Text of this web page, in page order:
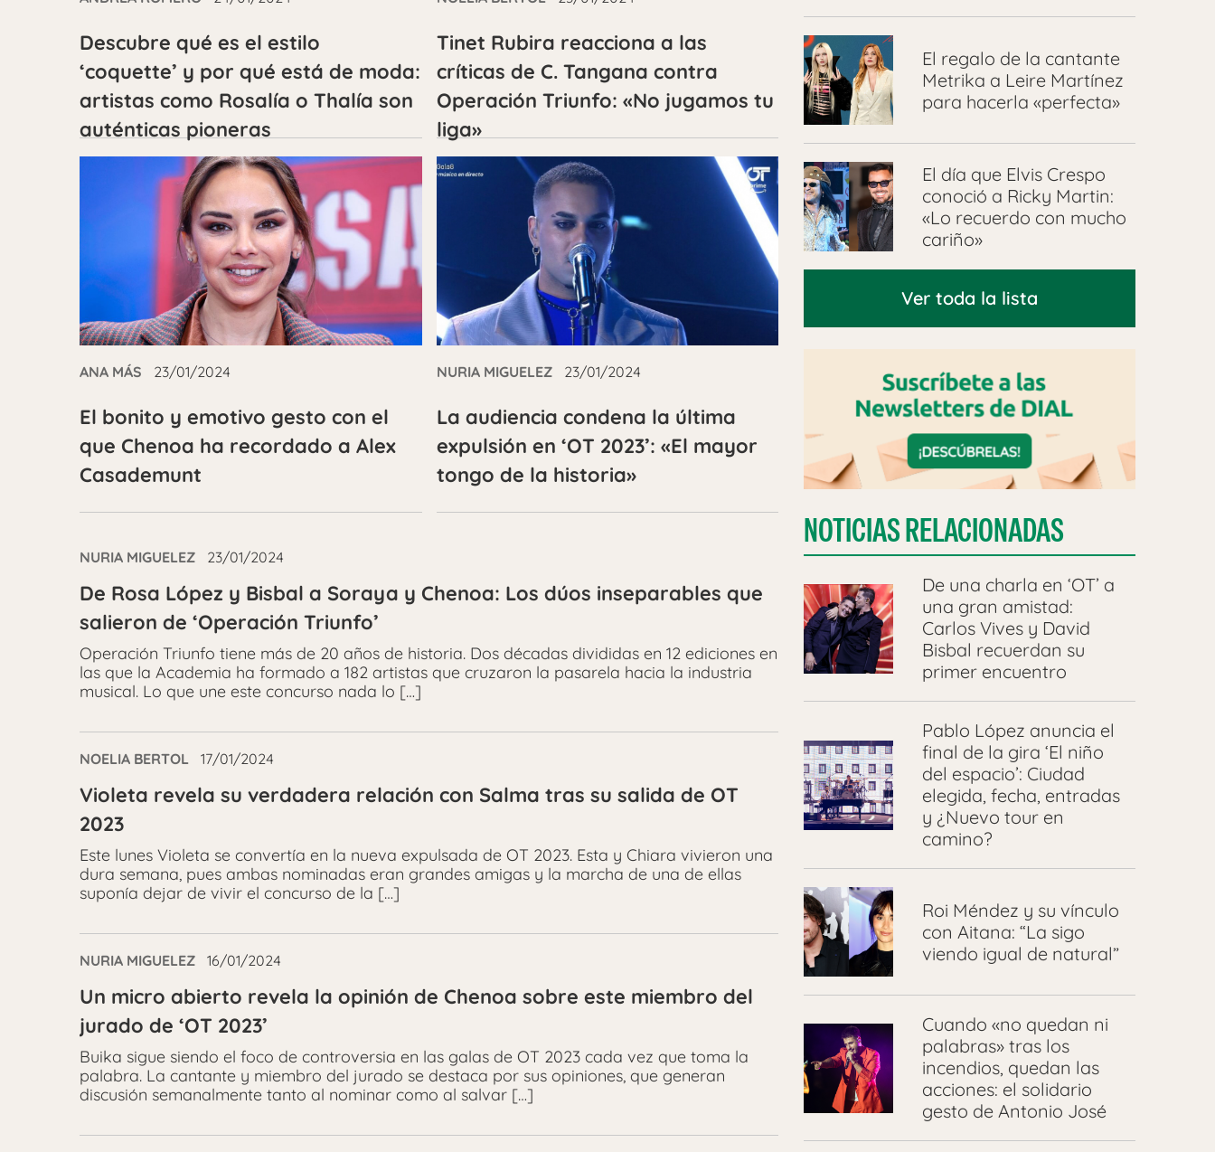
Descubre qué es el estilo
‘coquette’ y por qué está de moda:
artistas como Rosalía o Thalía son
auténticas pioneras
Tinet Rubira reacciona a las
críticas de C. Tangana contra
Operación Triunfo: «No jugamos tu
liga»
ANA MÁS 23/01/2024
El bonito y emotivo gesto con el
que Chenoa ha recordado a Alex
Casademunt
NURIA MIGUELEZ 23/01/2024
La audiencia condena la última
expulsión en ‘OT 2023’: «El mayor
tongo de la historia»
NURIA MIGUELEZ 23/01/2024
De Rosa López y Bisbal a Soraya y Chenoa: Los dúos inseparables que
salieron de ‘Operación Triunfo’
Operación Triunfo tiene más de 20 años de historia. Dos décadas divididas en 12 ediciones en
las que la Academia ha formado a 182 artistas que cruzaron la pasarela hacia la industria
musical. Lo que une este concurso nada lo […]
NOELIA BERTOL 17/01/2024
Violeta revela su verdadera relación con Salma tras su salida de OT
2023
Este lunes Violeta se convertía en la nueva expulsada de OT 2023. Esta y Chiara vivieron una
dura semana, pues ambas nominadas eran grandes amigas y la marcha de una de ellas
suponía dejar de vivir el concurso de la […]
NURIA MIGUELEZ 16/01/2024
Un micro abierto revela la opinión de Chenoa sobre este miembro del
jurado de ‘OT 2023’
Buika sigue siendo el foco de controversia en las galas de OT 2023 cada vez que toma la
palabra. La cantante y miembro del jurado se destaca por sus opiniones, que generan
discusión semanalmente tanto al nominar como al salvar […]
El regalo de la cantante
Metrika a Leire Martínez
para hacerla «perfecta»
El día que Elvis Crespo
conoció a Ricky Martin:
«Lo recuerdo con mucho
cariño»
Ver toda la lista
NOTICIAS RELACIONADAS
De una charla en ‘OT’ a
una gran amistad:
Carlos Vives y David
Bisbal recuerdan su
primer encuentro
Pablo López anuncia el
final de la gira ‘El niño
del espacio’: Ciudad
elegida, fecha, entradas
y ¿Nuevo tour en
camino?
Roi Méndez y su vínculo
con Aitana: “La sigo
viendo igual de natural”
Cuando «no quedan ni
palabras» tras los
incendios, quedan las
acciones: el solidario
gesto de Antonio José